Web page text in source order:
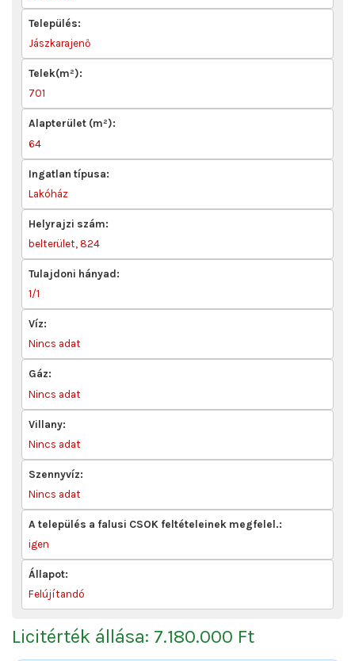
Település:
Jászkarajenő
Telek(m²):
701
Alapterület (m²):
64
Ingatlan típusa:
Lakóház
Helyrajzi szám:
belterület, 824
Tulajdoni hányad:
1/1
Víz:
Nincs adat
Gáz:
Nincs adat
Villany:
Nincs adat
Szennyvíz:
Nincs adat
A település a falusi CSOK feltételeinek megfelel.:
igen
Állapot:
Felújítandó
Licitérték állása: 7.180.000 Ft